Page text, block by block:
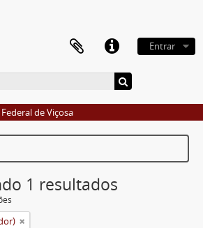
Entrar
de Viçosa
1 resultados